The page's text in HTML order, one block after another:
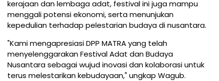
kerajaan dan lembaga adat, festival ini juga mampu
menggali potensi ekonomi, serta menunjukan
kepedulian terhadap pelestarian budaya di nusantara.
"Kami mengapresiasi DPP MATRA yang telah
menyelenggarakan Festival Adat dan Budaya
Nusantara sebagai wujud inovasi dan kolaborasi untuk
terus melestarikan kebudayaan," ungkap Wagub.